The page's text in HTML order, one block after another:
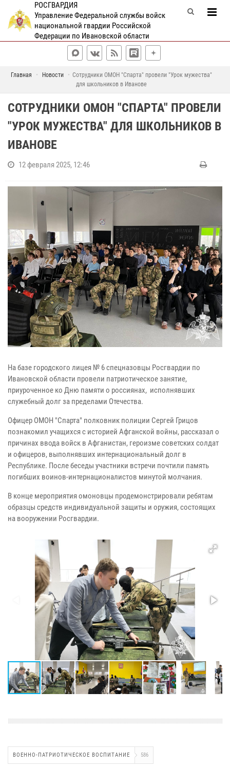
РОСГВАРДИЯ
Управление Федеральной службы войск
национальной гвардии Российской
Федерации по Ивановской области
Главная Новости
Сотрудники ОМОН "Спарта" провели "Урок мужества"
для школьников в Иванове
СОТРУДНИКИ ОМОН "СПАРТА" ПРОВЕЛИ
"УРОК МУЖЕСТВА" ДЛЯ ШКОЛЬНИКОВ В
ИВАНОВЕ
12 февраля 2025, 12:46
На базе городского лицея № 6 спецназовцы Росгвардии по
Ивановской области провели патриотическое занятие,
приуроченное ко Дню памяти о россиянах, исполнявших
служебный долг за пределами Отечества.
Офицер ОМОН "Спарта" полковник полиции Сергей Грицов
познакомил учащихся с историей Афганской войны, рассказал о
причинах ввода войск в Афганистан, героизме советских солдат
и офицеров, выполнявших интернациональный долг в
Республике. После беседы участники встречи почтили память
погибших воинов-интернационалистов минутой молчания.
В конце мероприятия омоновцы продемонстрировали ребятам
образцы средств индивидуальной защиты и оружия, состоящих
на вооружении Росгвардии.
ВОЕННО-ПАТРИОТИЧЕСКОЕ ВОСПИТАНИЕ 586